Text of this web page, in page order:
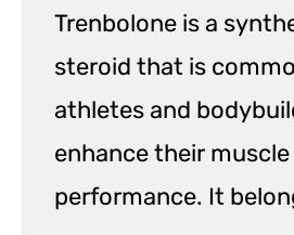
Trenbolone is a
steroid that is
athletes and
enhance their
performance. It